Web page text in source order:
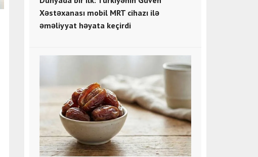
Xəstəxanası mobil MRT cihazı ilə
əməliyyat həyata keçirdi